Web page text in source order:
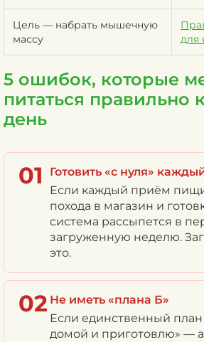
Цель — набрать мышечную
массу
для
5 ошибок, которые
питаться правильно
день
01
Готовить «с нуля»
Если каждый приём
похода в магазин и
система рассыпется в
загруженную неделю.
это.
02 Не иметь «плана Б»
Если единственный
домой и приготовлю» —